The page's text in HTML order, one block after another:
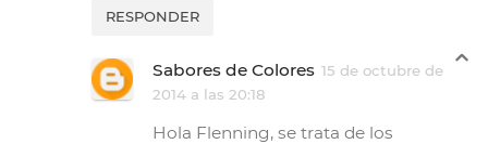
RESPONDER
Sabores de Colores 15 de octubre de
2014 a las 20:18
Hola Flenning, se trata de los